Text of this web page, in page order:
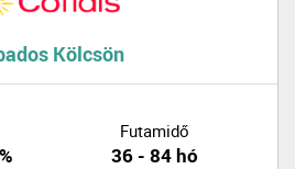
Kölcsön
Futamidő
36 - 84 hó